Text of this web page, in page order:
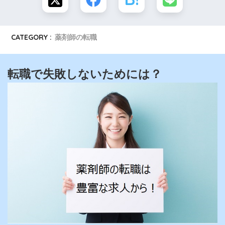
CATEGORY : 薬剤師の転職
転職で失敗しないためには？